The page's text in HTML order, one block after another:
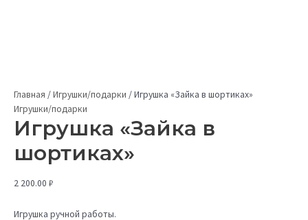
Главная /Игрушки/подарки /Игрушка «Зайка в шортиках»
Игрушки/подарки
Игрушка «Зайка в
шортиках»
2 200.00 ₽
Игрушка ручной работы.